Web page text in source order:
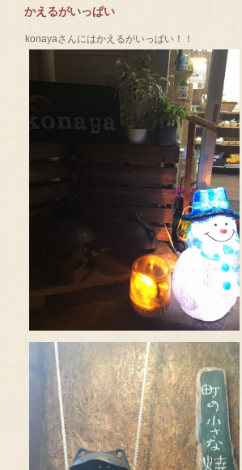
かえるがいっぱい
konayaさんにはかえるがいっぱい！！